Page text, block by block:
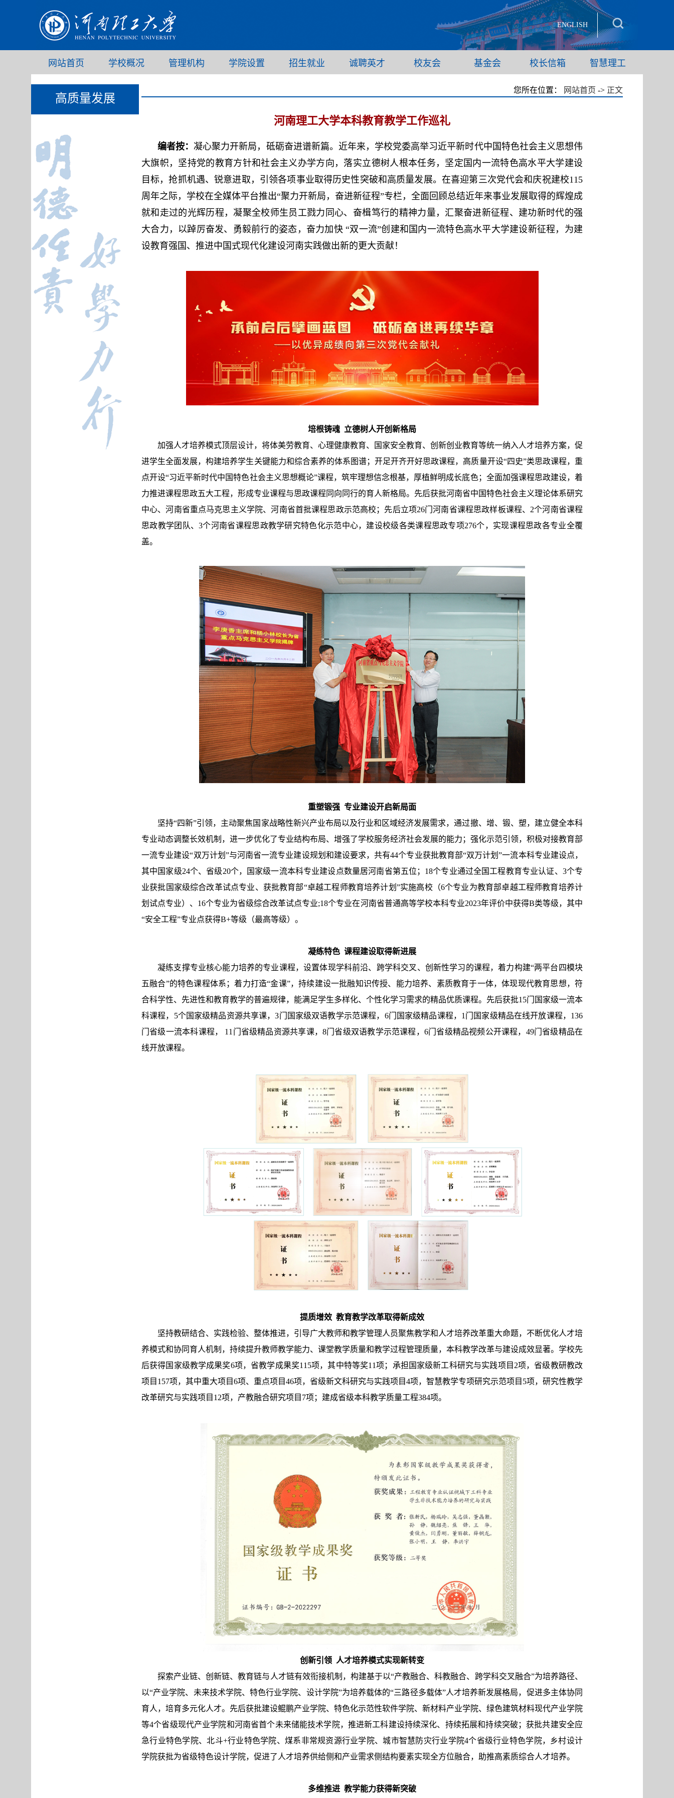
ENGLISH
网站首页 学校概况 管理机构 学院设置 招生就业 诚聘英才 校友会 基金会 校长信箱 智慧理工
高质量发展
您所在位置： 网站首页 -> 正文
河南理工大学本科教育教学工作巡礼
编者按： 凝心聚力开新局，砥砺奋进谱新篇。近年来，学校党委高举习近平新时代中国特色社会主义思想伟
大旗帜，坚持党的教育方针和社会主义办学方向，落实立德树人根本任务，坚定国内一流特色高水平大学建设
目标，抢抓机遇、锐意进取，引领各项事业取得历史性突破和高质量发展。在喜迎第三次党代会和庆祝建校115
周年之际，学校在全媒体平台推出“聚力开新局，奋进新征程”专栏，全面回顾总结近年来事业发展取得的辉煌成
就和走过的光辉历程，凝聚全校师生员工戮力同心、奋楫笃行的精神力量，汇聚奋进新征程、建功新时代的强
大合力，以踔厉奋发、勇毅前行的姿态，奋力加快 “双一流”创建和国内一流特色高水平大学建设新征程，为建
设教育强国、推进中国式现代化建设河南实践做出新的更大贡献！
培根铸魂 立德树人开创新格局
加强人才培养模式顶层设计，将体美劳教育、心理健康教育、国家安全教育、创新创业教育等统一纳入人才培养方案，促
进学生全面发展，构建培养学生关键能力和综合素养的体系图谱；开足开齐开好思政课程，高质量开设“四史”类思政课程，重
点开设“习近平新时代中国特色社会主义思想概论”课程，筑牢理想信念根基，厚植鲜明成长底色；全面加强课程思政建设，着
力推进课程思政五大工程，形成专业课程与思政课程同向同行的育人新格局。先后获批河南省中国特色社会主义理论体系研究
中心、河南省重点马克思主义学院、河南省首批课程思政示范高校；先后立项26门河南省课程思政样板课程、2个河南省课程
思政教学团队、3个河南省课程思政教学研究特色化示范中心，建设校级各类课程思政专项276个，实现课程思政各专业全覆
盖。
重塑锻强 专业建设开启新局面
坚持“四新”引领，主动聚焦国家战略性新兴产业布局以及行业和区域经济发展需求，通过撤、增、锻、塑，建立健全本科
专业动态调整长效机制，进一步优化了专业结构布局、增强了学校服务经济社会发展的能力；强化示范引领，积极对接教育部
一流专业建设“双万计划”与河南省一流专业建设规划和建设要求，共有44个专业获批教育部“双万计划”一流本科专业建设点，
其中国家级24个、省级20个，国家级一流本科专业建设点数量居河南省第五位；18个专业通过全国工程教育专业认证、3个专
业获批国家级综合改革试点专业、获批教育部“卓越工程师教育培养计划”实施高校（6个专业为教育部卓越工程师教育培养计
划试点专业）、16个专业为省级综合改革试点专业;18个专业在河南省普通高等学校本科专业2023年评价中获得B类等级，其中
“安全工程”专业点获得B+等级（最高等级）。
凝练特色 课程建设取得新进展
凝练支撑专业核心能力培养的专业课程，设置体现学科前沿、跨学科交叉、创新性学习的课程，着力构建“两平台四模块
五融合”的特色课程体系；着力打造“金课”，持续建设一批融知识传授、能力培养、素质教育于一体，体现现代教育思想，符
合科学性、先进性和教育教学的普遍规律，能满足学生多样化、个性化学习需求的精品优质课程。先后获批15门国家级一流本
科课程，5个国家级精品资源共享课，3门国家级双语教学示范课程，6门国家级精品课程，1门国家级精品在线开放课程，136
门省级一流本科课程， 11门省级精品资源共享课，8门省级双语教学示范课程，6门省级精品视频公开课程，49门省级精品在
线开放课程。
提质增效 教育教学改革取得新成效
坚持教研结合、实践检验、整体推进，引导广大教师和教学管理人员聚焦教学和人才培养改革重大命题，不断优化人才培
养模式和协同育人机制，持续提升教师教学能力、课堂教学质量和教学过程管理质量，本科教学改革与建设成效显著。学校先
后获得国家级教学成果奖6项，省教学成果奖115项，其中特等奖11项；承担国家级新工科研究与实践项目2项，省级教研教改
项目157项，其中重大项目6项、重点项目46项，省级新文科研究与实践项目4项，智慧教学专项研究示范项目5项，研究性教学
改革研究与实践项目12项，产教融合研究项目7项；建成省级本科教学质量工程384项。
创新引领 人才培养模式实现新转变
探索产业链、创新链、教育链与人才链有效衔接机制，构建基于以“产教融合、科教融合、跨学科交叉融合”为培养路径、
以“产业学院、未来技术学院、特色行业学院、设计学院”为培养载体的“三路径多载体”人才培养新发展格局，促进多主体协同
育人，培育多元化人才。先后获批建设鲲鹏产业学院、特色化示范性软件学院、新材料产业学院、绿色建筑材料现代产业学院
等4个省级现代产业学院和河南省首个未来储能技术学院，推进新工科建设持续深化、持续拓展和持续突破；获批共建安全应
急行业特色学院、北斗+行业特色学院、煤系非常规资源行业学院、城市智慧防灾行业学院4个省级行业特色学院，乡村设计
学院获批为省级特色设计学院，促进了人才培养供给侧和产业需求侧结构要素实现全方位融合，助推高素质综合人才培养。
多维推进 教学能力获得新突破